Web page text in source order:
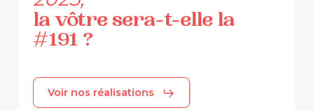
la vôtre sera-t-elle la
#191 ?
Voir nos réalisations